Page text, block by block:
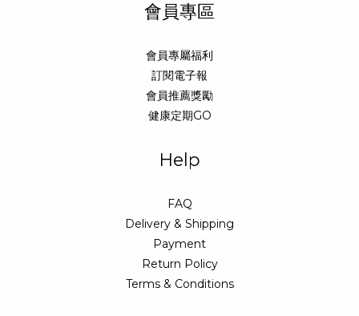
會員專區
會員專屬福利
訂閱電子報
會員推薦獎勵
健康定期GO
Help
FAQ
Delivery & Shipping
Payment
Return Policy
Terms & Conditions